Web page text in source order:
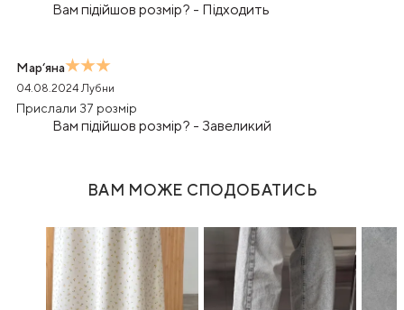
Вам підійшов розмір? - Підходить
Мар‘яна
04.08.2024 Лубни
Прислали 37 розмір
Вам підійшов розмір? - Завеликий
ВАМ МОЖЕ СПОДОБАТИСЬ